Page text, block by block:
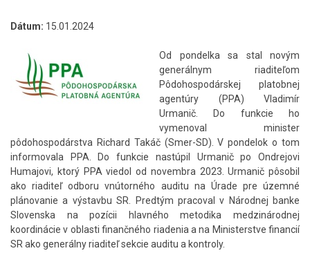
Skočiť
pätičku
stránky
Dátum: 15.01.2024
Od pondelka sa stal novým
generálnym riaditeľom
Pôdohospodárskej platobnej
agentúry (PPA) Vladimír
Urmanič. Do funkcie ho
vymenoval minister
pôdohospodárstva Richard Takáč (Smer-SD). V pondelok o tom
informovala PPA. Do funkcie nastúpil Urmanič po Ondrejovi
Humajovi, ktorý PPA viedol od novembra 2023. Urmanič pôsobil
ako riaditeľ odboru vnútorného auditu na Úrade pre územné
plánovanie a výstavbu SR. Predtým pracoval v Národnej banke
Slovenska na pozícii hlavného metodika medzinárodnej
koordinácie v oblasti finančného riadenia a na Ministerstve financií
SR ako generálny riaditeľ sekcie auditu a kontroly.